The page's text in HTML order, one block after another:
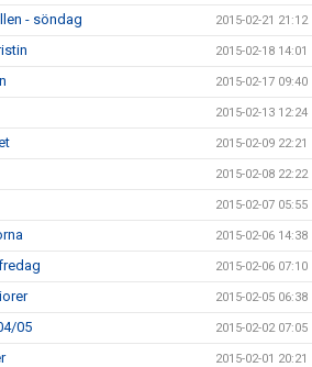
- söndag 2015-02-21 21:12
2015-02-18 14:01
2015-02-17 09:40
2015-02-13 12:24
2015-02-09 22:21
2015-02-08 22:22
2015-02-07 05:55
2015-02-06 14:38
2015-02-06 07:10
2015-02-05 06:38
05 2015-02-02 07:05
2015-02-01 20:21